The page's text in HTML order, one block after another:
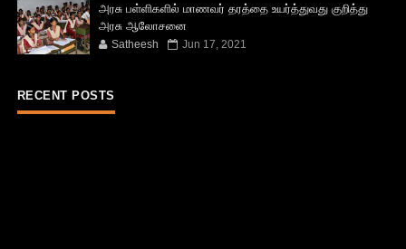
அரசு பள்ளிகளில் மாணவர் தரத்தை உயர்த்துவது குறித்து
அரசு ஆலோசனை
Satheesh Jun 17, 2021
RECENT POSTS